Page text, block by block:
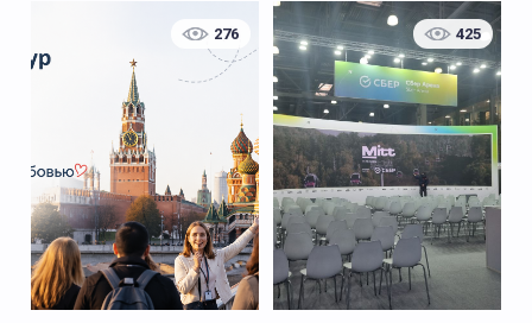
276 425